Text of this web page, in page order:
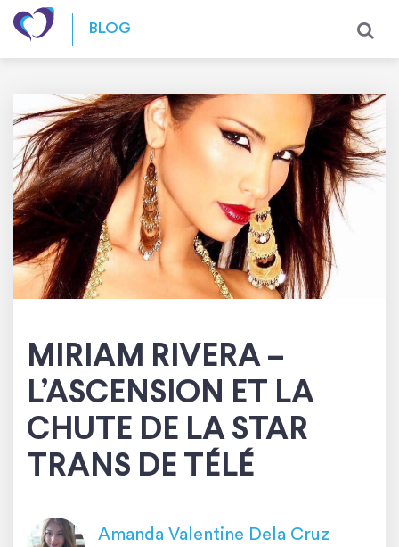
Skip to content
BLOG
MIRIAM RIVERA –
L’ASCENSION ET LA
CHUTE DE LA STAR
TRANS DE TÉLÉ
Amanda Valentine Dela Cruz